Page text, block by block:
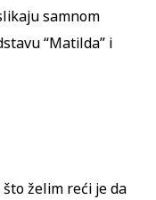
samnom
“Matilda” i
želim reći je da